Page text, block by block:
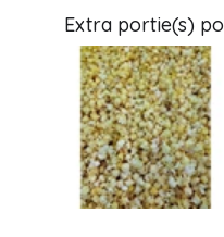
Extra portie(s)